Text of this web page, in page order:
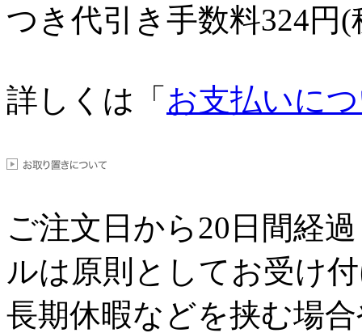
つき代引き手数料324円
詳しくは「 お支払いに
ご注文日から20 日間経
ルは原則としてお受け
長期休暇などを挟む場